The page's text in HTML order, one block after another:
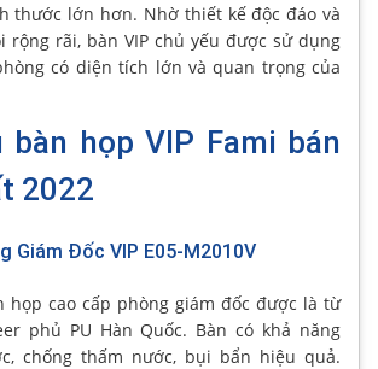
thước lớn hơn. Nhờ thiết kế độc đáo và
rộng rãi, bàn VIP chủ yếu được sử dụng
có diện tích lớn và quan trọng của
bàn họp VIP Fami bán
2022
Giám Đốc VIP E05-M2010V
họp cao cấp phòng giám đốc được là từ
phủ PU Hàn Quốc. Bàn có khả năng
chống thấm nước, bụi bẩn hiệu quả.